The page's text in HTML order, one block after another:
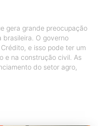
gera grande preocupação
brasileira. O governo
e isso pode ter um
e na construção civil. As
do setor agro,